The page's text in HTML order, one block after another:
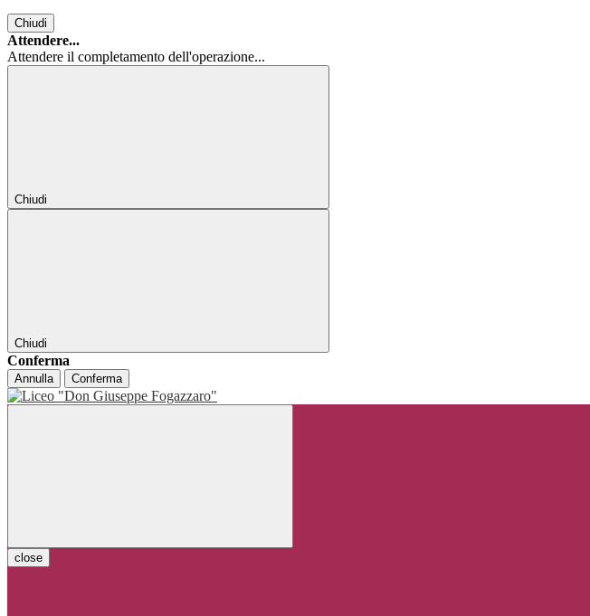
Chiudi
Attendere...
Attendere il completamento dell'operazione...
Chiudi
Chiudi
Conferma
Annulla Conferma
close